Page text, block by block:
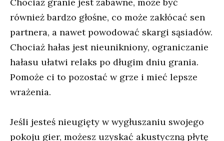
również bardzo głośne, co może zakłócać sen
partnera, a nawet powodować skargi sąsiadów.
Chociaż hałas jest nieunikniony, ograniczanie
hałasu ułatwi relaks po długim dniu grania.
Pomoże ci to pozostać w grze i mieć lepsze
wrażenia.
Jeśli jesteś nieugięty w wygłuszaniu swojego
pokoju gier, możesz uzyskać akustyczną płytę